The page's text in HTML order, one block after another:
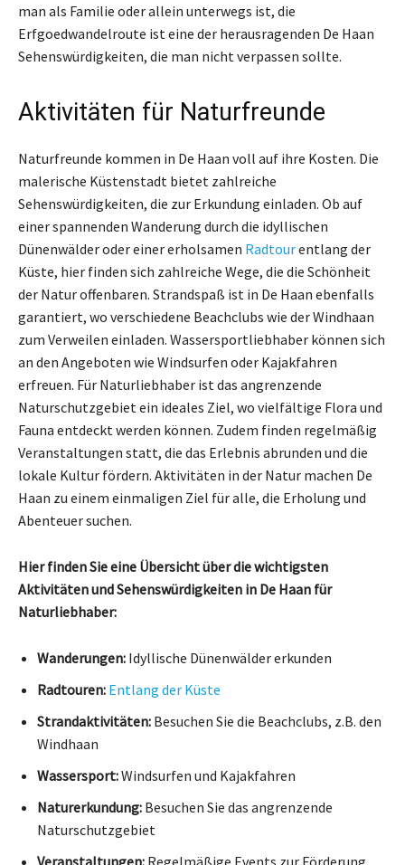
man als Familie oder allein unterwegs ist, die
Erfgoedwandelroute ist eine der herausragenden De Haan
Sehenswürdigkeiten, die man nicht verpassen sollte.
Aktivitäten für Naturfreunde
Naturfreunde kommen in De Haan voll auf ihre Kosten. Die
malerische Küstenstadt bietet zahlreiche
Sehenswürdigkeiten, die zur Erkundung einladen. Ob auf
einer spannenden Wanderung durch die idyllischen
Dünenwälder oder einer erholsamen Radtourentlang der
Küste, hier finden sich zahlreiche Wege, die die Schönheit
der Natur offenbaren. Strandspaß ist in De Haan ebenfalls
garantiert, wo verschiedene Beachclubs wie der Windhaan
zum Verweilen einladen. Wassersportliebhaber können sich
an den Angeboten wie Windsurfen oder Kajakfahren
erfreuen. Für Naturliebhaber ist das angrenzende
Naturschutzgebiet ein ideales Ziel, wo vielfältige Flora und
Fauna entdeckt werden können. Zudem finden regelmäßig
Veranstaltungen statt, die das Erlebnis abrunden und die
lokale Kultur fördern. Aktivitäten in der Natur machen De
Haan zu einem einmaligen Ziel für alle, die Erholung und
Abenteuer suchen.
Hier finden Sie eine Übersicht über die wichtigsten
Aktivitäten und Sehenswürdigkeiten in De Haan für
Naturliebhaber:
Wanderungen: Idyllische Dünenwälder erkunden
Radtouren: Entlang der Küste
Strandaktivitäten: Besuchen Sie die Beachclubs, z.B. den
Windhaan
Wassersport:Windsurfen und Kajakfahren
Naturerkundung: Besuchen Sie das angrenzende
Naturschutzgebiet
Veranstaltungen: Regelmäßige Events zur Förderung